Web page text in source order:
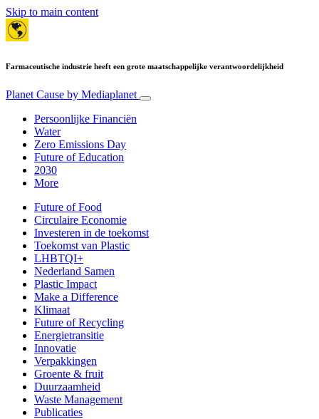
Skip to main content
Farmaceutische industrie heeft een grote maatschappelijke verantwoordelijkheid
Planet Cause by Mediaplanet
Persoonlijke Financiën
Water
Zero Emissions Day
Future of Education
2030
More
Future of Food
Circulaire Economie
Investeren in de toekomst
Toekomst van Plastic
LHBTQI+
Nederland Samen
Plastic Impact
Make a Difference
Klimaat
Future of Recycling
Energietransitie
Innovatie
Verpakkingen
Groente & fruit
Duurzaamheid
Waste Management
Publicaties